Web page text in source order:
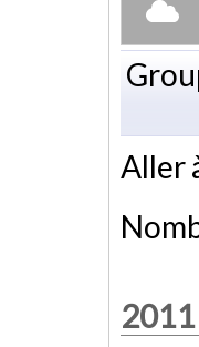
Aller
2011